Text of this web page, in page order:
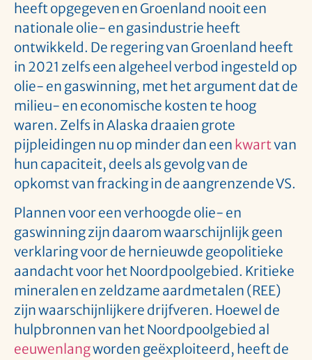
heeft opgegeven en Groenland nooit een
nationale olie- en gasindustrie heeft
ontwikkeld. De regering van Groenland heeft
in 2021 zelfs een algeheel verbod ingesteld op
olie- en gaswinning, met het argument dat de
milieu- en economische kosten te hoog
waren. Zelfs in Alaska draaien grote
pijpleidingen nu op minder dan een kwartvan
hun capaciteit, deels als gevolg van de
opkomst van fracking in de aangrenzende VS.
Plannen voor een verhoogde olie- en
gaswinning zijn daarom waarschijnlijk geen
verklaring voor de hernieuwde geopolitieke
aandacht voor het Noordpoolgebied. Kritieke
mineralen en zeldzame aardmetalen (REE)
zijn waarschijnlijkere drijfveren. Hoewel de
hulpbronnen van het Noordpoolgebied al
eeuwenlangworden geëxploiteerd, heeft de